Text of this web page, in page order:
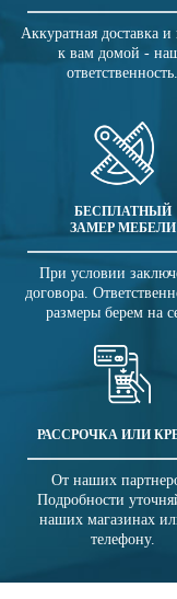
Аккуратная доставка
к вам домой -
ответственность.
БЕСПЛАТНЫЙ
ЗАМЕР МЕБЕЛИ
При условии
договора.
размеры берем на
РАССРОЧКА ИЛИ
От наших
Подробности
наших магазинах
телефону.